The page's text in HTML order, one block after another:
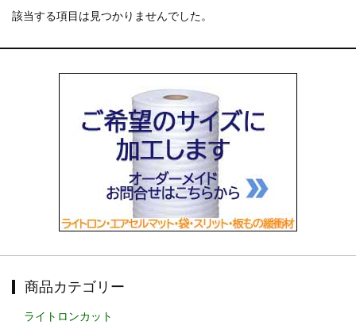
2026年 夏季休業のお知らせ...
年末年始休業のお知らせ...
2024.2.27
全国へ確実・迅速に納品...
2024.2.27
オンラインショップを開設いたしました。...
該当する項目は見つかりませんでした。
商品カテゴリー
ライトロンカット